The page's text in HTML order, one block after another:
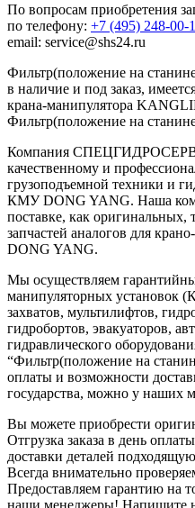
По вопросам приобретения
по телефону: +7 (495) 248-00-
email: service@shs24.ru
Фильтр(положение на
в наличие и под заказ,
крана-манипулятора
Фильтр(положение на
Компания
качественному и
грузоподъемной техники и
КМУ DONG YANG. Наша
поставке, как оригинальных,
запчастей аналогов для
DONG YANG.
Мы осуществляем
манипуляторных установок
захватов, мультилифтов,
гидробортов, эвакуаторов,
гидравлического
“Фильтр(положение на
оплаты и возможности
государства, можно у наших
Вы можете приобрести
Отгрузка заказа в день
доставки деталей
Всегда внимательно
Предоставляем гарантию на
наши менеджеры! Напишите